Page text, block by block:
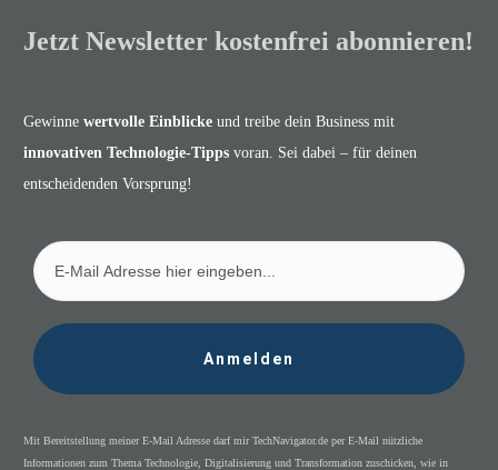
Jetzt Newsletter kostenfrei abonnieren!
Gewinne wertvolle Einblicke und treibe dein Business mit
innovativen Technologie-Tipps voran. Sei dabei – für deinen
entscheidenden Vorsprung!
Anmelden
Mit Bereitstellung meiner E-Mail Adresse darf mir TechNavigator.de per E-Mail nützliche
Informationen zum Thema Technologie, Digitalisierung und Transformation zuschicken, wie in